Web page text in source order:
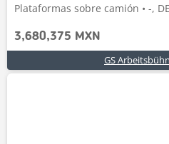
Plataformas sobre camión • -, DE
3,680,375 MXN
GS